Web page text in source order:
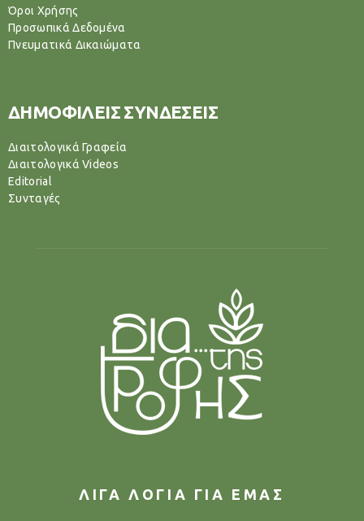
Όροι Χρήσης
Προσωπικά Δεδομένα
Πνευματικά Δικαιώματα
ΔΗΜΟΦΙΛΕΙΣ ΣΥΝΔΕΣΕΙΣ
Διαιτολογικά Γραφεία
Διαιτολογικά Videos
Editorial
Συνταγές
ΛΙΓΑ ΛΟΓΙΑ ΓΙΑ ΕΜΑΣ